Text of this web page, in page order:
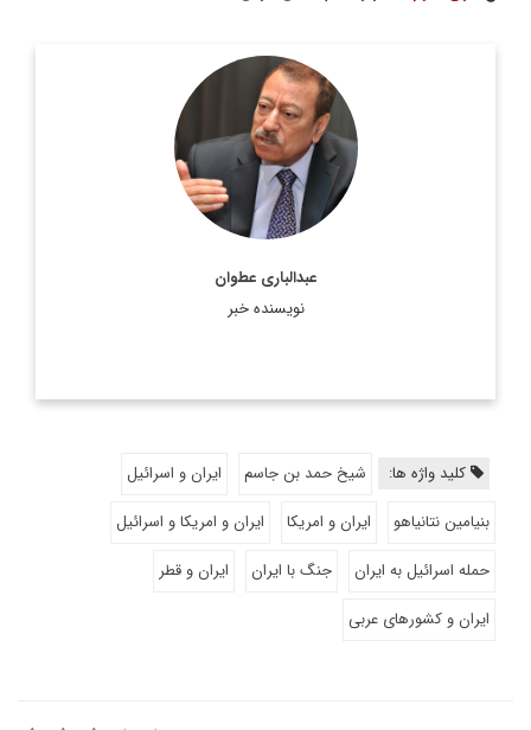
عبدالبارى عطوان
نویسنده خبر
عبد الباری عطوان، نویسنده، روزنامه نگار و تحلیل گر فلسطینی
رئیس و سردبیر روزنامه عربی القدس ...
اطلاعات بیشتر
کلید واژه ها: شیخ حمد بن جاسم
ایران و اسرائیل
بنیامین نتانیاهو
ایران و امریکا
ایران و امریکا و اسرائیل
حمله اسرائیل به ایران
جنگ با ایران
ایران و قطر
ایران و کشورهای عربی